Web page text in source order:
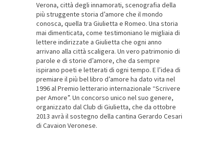
Verona, città degli innamorati, scenografia della
più struggente storia d’amore che il mondo
conosca, quella tra Giulietta e Romeo. Una storia
mai dimenticata, come testimoniano le migliaia di
lettere indirizzate a Giulietta che ogni anno
arrivano alla città scaligera. Un vero patrimonio di
parole e di storie d’amore, che da sempre
ispirano poeti e letterati di ogni tempo. E l’idea di
premiare il più bel libro d’amore ha dato vita nel
1996 al Premio letterario internazionale “Scrivere
per Amore”. Un concorso unico nel suo genere,
organizzato dal Club di Giulietta, che da ottobre
2013 avrà il sostegno della cantina Gerardo Cesari
di Cavaion Veronese.